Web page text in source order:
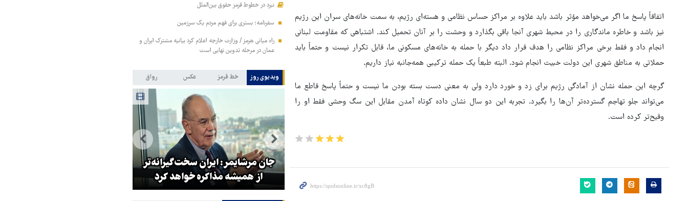
اتفاقاً پاسخ ما اگر می‌خواهد مؤثر باشد باید علاوه بر مراکز حساس نظامی و هسته‌ای رژیم، به سمت خانه‌های سران این رژیم
نیز باشد و خاطره ماندگاری را در محیط شهری آنجا باقی بگذارد و وحشت را بر آنان تحمیل کند. اشتباهی که مقاومت لبنانی
انجام داد و فقط برخی مراکز نظامی را هدف قرار داد دیگر با حمله به خانه‌های مسکونی ما، قابل تکرار نیست و حتماً باید
حملاتی به مناطق شهری این دولت خبیث انجام شود. البته طبعاً یک حمله ترکیبی همه‌جانبه نیاز داریم.
گرچه این حمله نشان از آمادگی رژیم برای زد و خورد دارد ولی به معنی دست بسته بودن ما نیست و حتماً پاسخ قاطع ما
می‌تواند جلو تهاجم گسترده‌تر آن‌ها را بگیرد. تجربه این دو سال نشان داده کوتاه آمدن مقابل این سگ وحشی فقط او را
وقیح‌تر کرده است.
نبرد در خطوط قرمز حقوق بین‌الملل
سفرنامه؛ بستری برای فهم مردم یک سرزمین
راه میانی هرمز / وزارت خارجه اعلام کرد بیانیه مشترک ایران و
عمان در مرحله تدوین نهایی است
ویدیوی روز خط قرمز عکس رواق
جان مرشایمر: ایران سخت‌گیرانه‌تر
از همیشه مذاکره خواهد کرد